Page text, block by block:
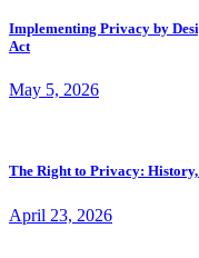
Implementing Privacy by
Act
May 5, 2026
The Right to Privacy:
April 23, 2026